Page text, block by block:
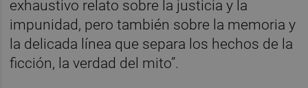
exhaustivo relato sobre la justicia y la
impunidad, pero también sobre la memoria y
la delicada línea que separa los hechos de la
ficción, la verdad del mito”.